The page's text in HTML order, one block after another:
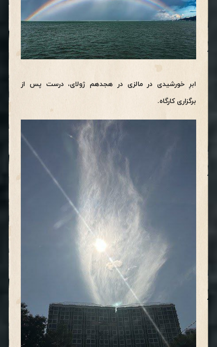
ابرِ خورشیدی در مالزی در هجدهم ژولای، درست پس از
برگزاری کارگاه.